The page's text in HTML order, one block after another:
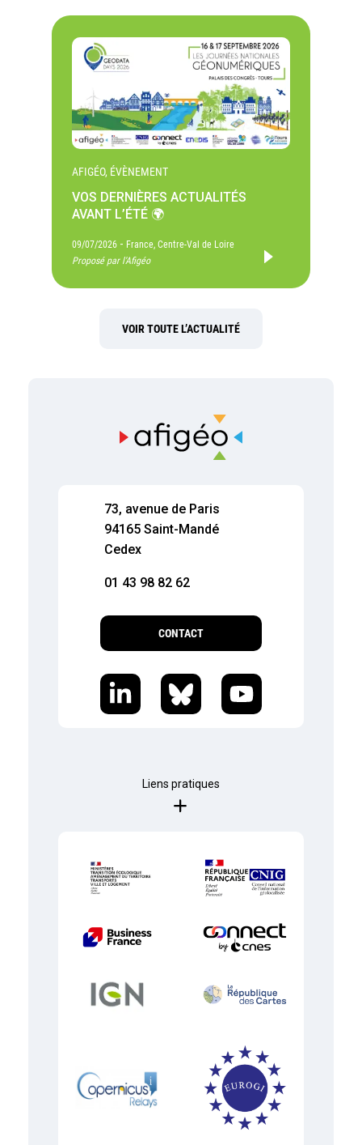
AFIGÉO, ÉVÈNEMENT
VOS DERNIÈRES ACTUALITÉS
AVANT L’ÉTÉ 🌍
09/07/2026 - France, Centre-Val de Loire
Proposé par l'Afigéo
VOIR TOUTE L’ACTUALITÉ
73, avenue de Paris
94165 Saint-Mandé
Cedex
01 43 98 82 62
CONTACT
Liens pratiques